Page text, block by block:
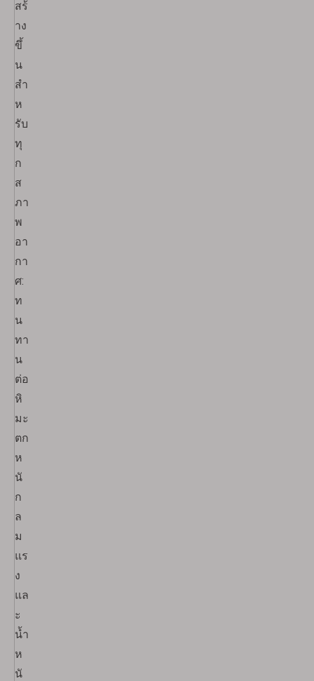
สร้
าง
ขึ้
น
สำ
ห
รับ
ทุ
ก
ส
ภา
พ
อา
กา
ศ:
ท
น
ทา
น
ต่อ
หิ
มะ
ตก
ห
นั
ก
ล
ม
แร
ง
แล
ะ
น้ำ
ห
นั